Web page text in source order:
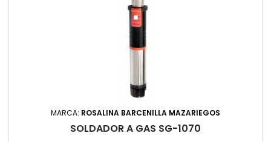
MARCA: ROSALINA BARCENILLA MAZARIEGOS
SOLDADOR A GAS SG-1070